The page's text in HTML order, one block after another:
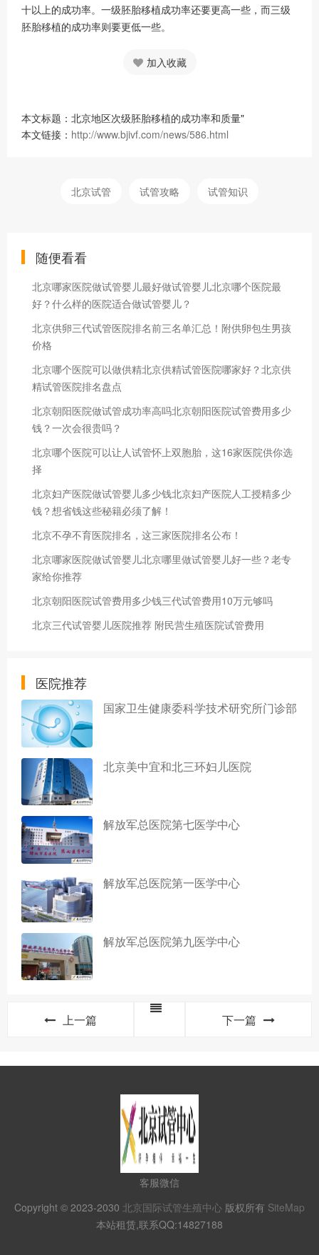
十以上的成功率。一级胚胎移植成功率还要更高一些，而三级
胚胎移植的成功率则要更低一些。
加入收藏
本文标题：北京地区次级胚胎移植的成功率和质量"
本文链接： http://www.bjivf.com/news/586.html
北京试管 试管攻略 试管知识
随便看看
北京哪家医院做试管婴儿最好做试管婴儿北京哪个医院最
好？什么样的医院适合做试管婴儿？
北京供卵三代试管医院排名前三名单汇总！附供卵包生男孩
价格
北京哪个医院可以做供精北京供精试管医院哪家好？北京供
精试管医院排名盘点
北京朝阳医院做试管成功率高吗北京朝阳医院试管费用多少
钱？一次会很贵吗？
北京哪个医院可以让人试管怀上双胞胎，这16家医院供你选
择
北京妇产医院做试管婴儿多少钱北京妇产医院人工授精多少
钱？想省钱这些秘籍必须了解！
北京不孕不育医院排名，这三家医院排名公布！
北京哪家医院做试管婴儿北京哪里做试管婴儿好一些？老专
家给你推荐
北京朝阳医院试管费用多少钱三代试管费用10万元够吗
北京三代试管婴儿医院推荐 附民营生殖医院试管费用
医院推荐
国家卫生健康委科学技术研究所门诊部
北京美中宜和北三环妇儿医院
解放军总医院第七医学中心
解放军总医院第一医学中心
解放军总医院第九医学中心
上一篇 下一篇
客服微信
Copyright © 2023-2030 北京国际试管生殖中心 版权所有 SiteMap
本站租赁,联系QQ:14827188